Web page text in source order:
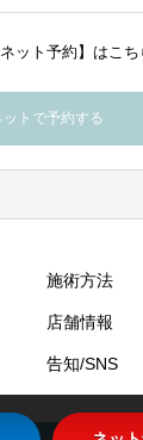
ット予約】はこち
ットで予約する
施術方法
店舗情報
告知/SNS